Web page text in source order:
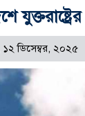
ডিসেম্বর, ২০২৫